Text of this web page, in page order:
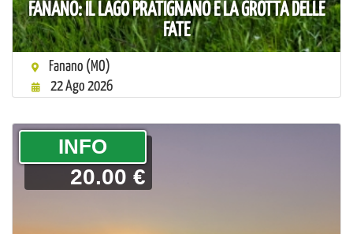
FANANO: IL LAGO PRATIGNANO E LA GROTTA DELLE
FATE
Fanano (MO)
22 Ago 2026
­INFO
20.00 €